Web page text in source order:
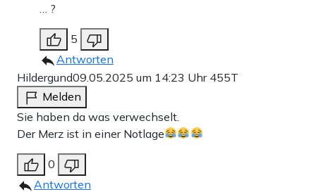
… ?
5
Antworten
Hildergund09.05.2025 um 14:23 Uhr 455T
Melden
Sie haben da was verwechselt.
Der Merz ist in einer Notlage
0
Antworten